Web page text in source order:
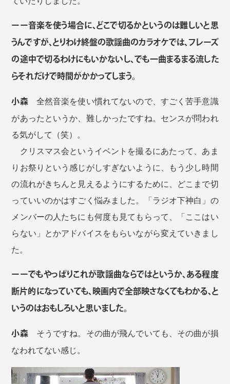
ーー音楽を使う場合に、どこで切るかというのは難しいと思
うんですが、とりわけ終盤の歌謡曲のカラオケでは、フレーズ
の途中で切るわけにもいかないし、でも一曲まるまる流した
らそれだけで時間がかかってしまう。
小森全然音楽を使い慣れてないので、すごく苦手意識
があったというか、難しかったですね。センスが問われ
る気がして（笑）。
クリスマス会というイベントを撮るにあたって、あま
りお祭りという感じがしすぎないように、もう少し時間
の流れがきちんと見えるようにするために、どこまで切
っていいのかはすごく悩みました。「ラジオ下神白」の
メンバーの人たちにも何度も見てもらって、「ここはい
らない」とかアドバイスをもらいながら変えていきまし
た。
ーーでもやっぱりこれが歌謡曲ならではというか、ある程度
断片的になっていても、映画内で全部映さなくてもわかる、と
いうのはおもしろいと思いました。
小森そうですね。その曲が飛んでいても、その曲が損
なわれてない感じ。